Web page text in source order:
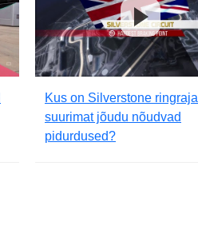
Kus on Silverstone ringrajal
suurimat jõudu nõudvad
pidurdused?